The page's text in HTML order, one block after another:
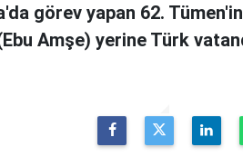
görev yapan 62.
Amşe) yerine Türk